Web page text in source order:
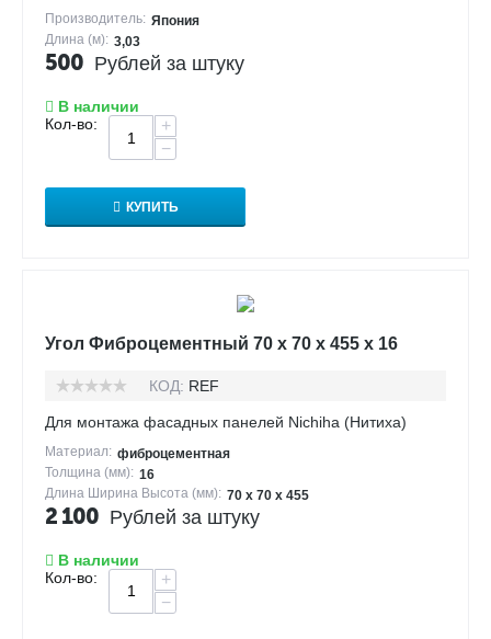
Производитель: Япония
Длина (м): 3,03
500 Рублей за штуку
В наличии
Кол-во:
+
−
КУПИТЬ
Угол Фиброцементный 70 х 70 х 455 х 16
КОД: REF
Для монтажа фасадных панелей Nichiha (Нитиха)
Материал: фиброцементная
Толщина (мм): 16
Длина Ширина Высота (мм): 70 х 70 х 455
2 100 Рублей за штуку
В наличии
Кол-во:
+
−